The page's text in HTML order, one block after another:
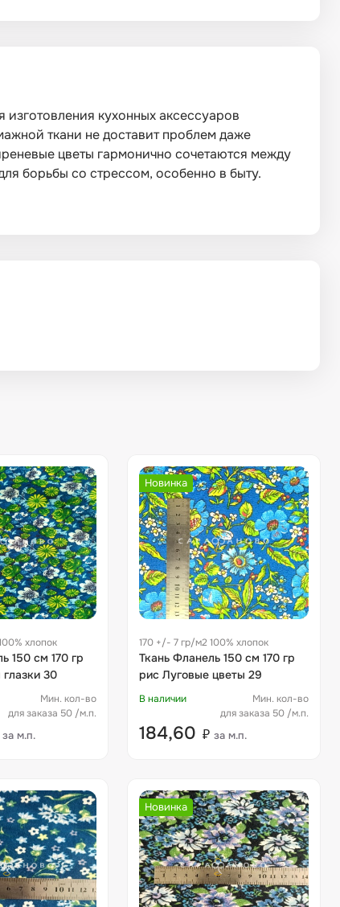
кухонных аксессуаров
ткани не доставит проблем даже
цветы гармонично сочетаются между
борьбы со стрессом, особенно в быту.
хлопок
150 см 170 гр
30
Мин. кол-во
для заказа 50 /м.п.
за м.п.
Новинка
170 +/- 7 гр/м2 100% хлопок
Ткань Фланель 150 см 170 гр
рис Луговые цветы 29
В наличии
Мин. кол-во
для заказа 50 /м.п.
184,60 ₽ за м.п.
Новинка